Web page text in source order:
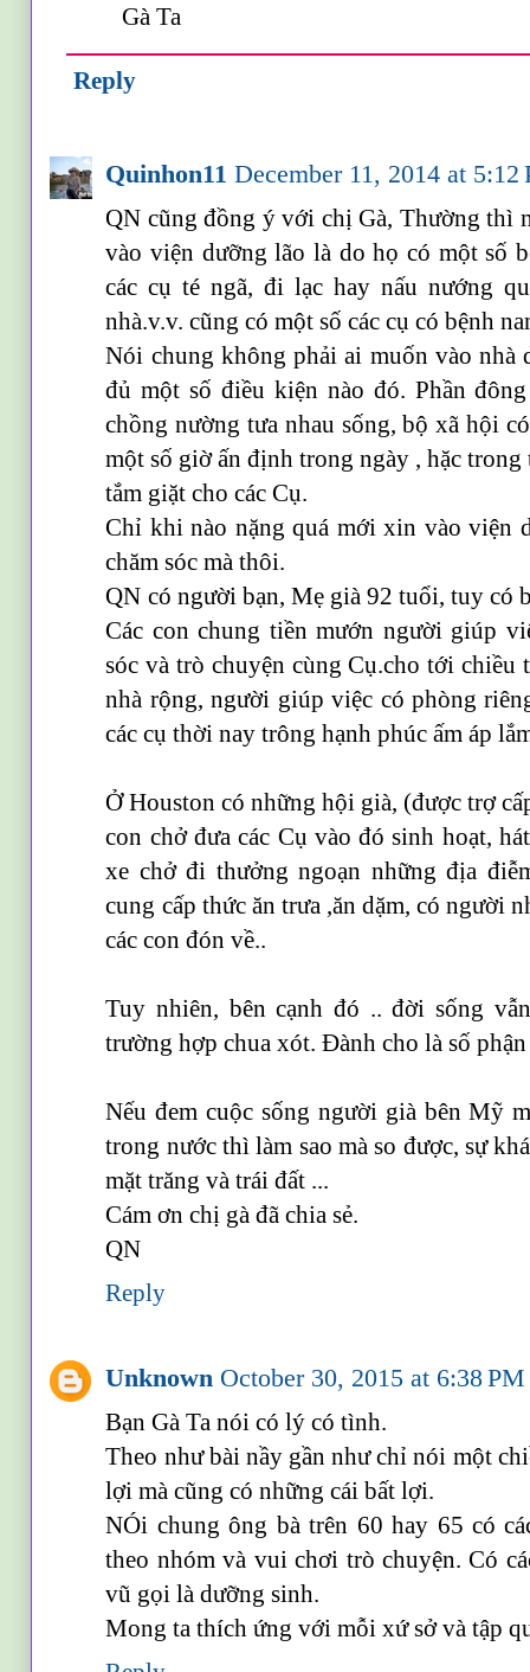
Gà Ta
Reply
Quinhon11 December 11, 2014 at 5:12
QN cũng đồng ý với chị Gà, Thường thì
vào viện dưỡng lão là do họ có một số
các cụ té ngã, đi lạc hay nấu nướng
nhà.v.v. cũng có một số các cụ có bệnh
Nói chung không phải ai muốn vào nhà
đủ một số điều kiện nào đó. Phần
chồng nường tưa nhau sống, bộ xã hội
một số giờ ấn định trong ngày , hặc
tắm giặt cho các Cụ.
Chỉ khi nào nặng quá mới xin vào viện
chăm sóc mà thôi.
QN có người bạn, Mẹ già 92 tuổi, tuy có
Các con chung tiền mướn người giúp
sóc và trò chuyện cùng Cụ.cho tới
nhà rộng, người giúp việc có phòng
các cụ thời nay trông hạnh phúc ấm áp
Ở Houston có những hội già, (được trợ
con chở đưa các Cụ vào đó sinh hoạt,
xe chở đi thưởng ngoạn những địa
cung cấp thức ăn trưa ,ăn dặm, có người
các con đón về..
Tuy nhiên, bên cạnh đó .. đời sống
trường hợp chua xót. Đành cho là số
Nếu đem cuộc sống người già bên Mỹ
trong nước thì làm sao mà so được, sự
mặt trăng và trái đất ...
Cám ơn chị gà đã chia sẻ.
QN
Reply
Unknown October 30, 2015 at 6:38 PM
Bạn Gà Ta nói có lý có tình.
Theo như bài nầy gần như chỉ nói một
lợi mà cũng có những cái bất lợi.
NÓi chung ông bà trên 60 hay 65 có
theo nhóm và vui chơi trò chuyện. Có
vũ gọi là dưỡng sinh.
Mong ta thích ứng với mỗi xứ sở và tập